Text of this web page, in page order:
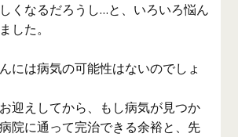
くなるだろうし…と、いろいろ悩ん
した。
には病気の可能性はないのでしょ
迎えしてから、もし病気が見つか
院に通って完治できる余裕と、先